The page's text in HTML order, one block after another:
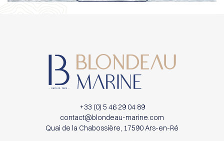
+33 (0) 5 46 29 04 89
contact@blondeau-marine.com
Quai de la Chabossière, 17590 Ars-en-Ré